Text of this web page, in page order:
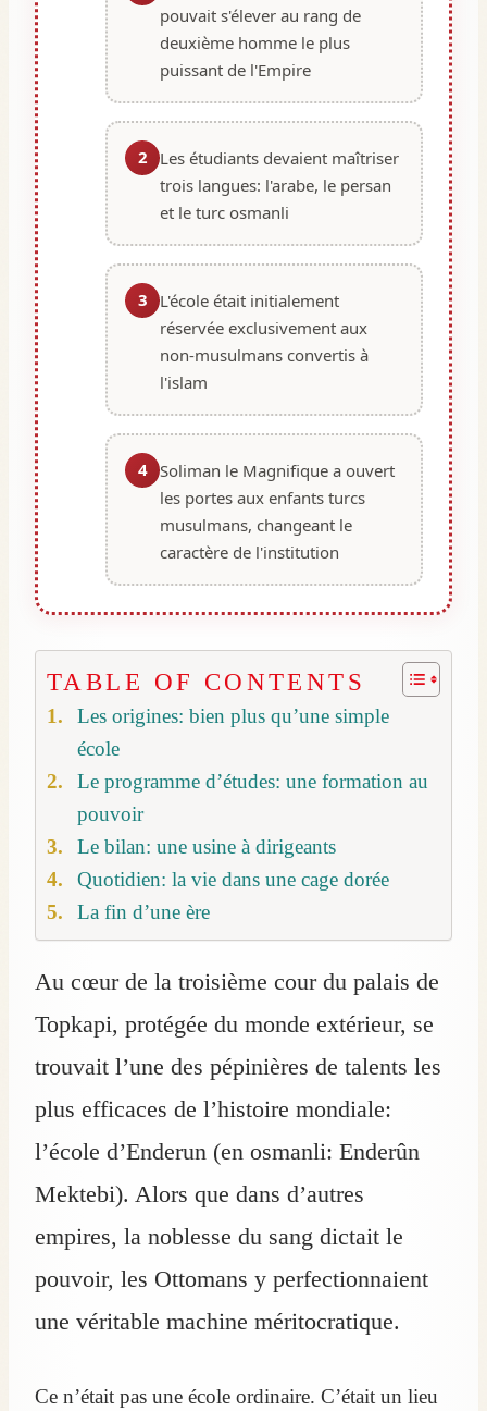
pouvait s'élever au rang de
deuxième homme le plus
puissant de l'Empire
2
Les étudiants devaient maîtriser
trois langues: l'arabe, le persan
et le turc osmanli
3
L'école était initialement
réservée exclusivement aux
non-musulmans convertis à
l'islam
4 Soliman le Magnifique a ouvert
les portes aux enfants turcs
musulmans, changeant le
caractère de l'institution
TABLE OF CONTENTS
Les origines: bien plus qu’une simple
école
Le programme d’études: une formation au
pouvoir
Le bilan: une usine à dirigeants
Quotidien: la vie dans une cage dorée
La fin d’une ère
Au cœur de la troisième cour du palais de
Topkapi, protégée du monde extérieur, se
trouvait l’une des pépinières de talents les
plus efficaces de l’histoire mondiale:
l’école d’Enderun (en osmanli: Enderûn
Mektebi). Alors que dans d’autres
empires, la noblesse du sang dictait le
pouvoir, les Ottomans y perfectionnaient
une véritable machine méritocratique.
Ce n’était pas une école ordinaire. C’était un lieu